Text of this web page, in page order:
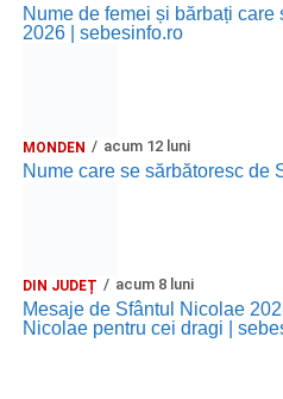
Nume de femei și bărbați
2026 | sebesinfo.ro
MONDEN acum 12 luni
Nume care se sărbătoresc de
DIN JUDEȚ acum 8 luni
Mesaje de Sfântul Nicolae
Nicolae pentru cei dragi |